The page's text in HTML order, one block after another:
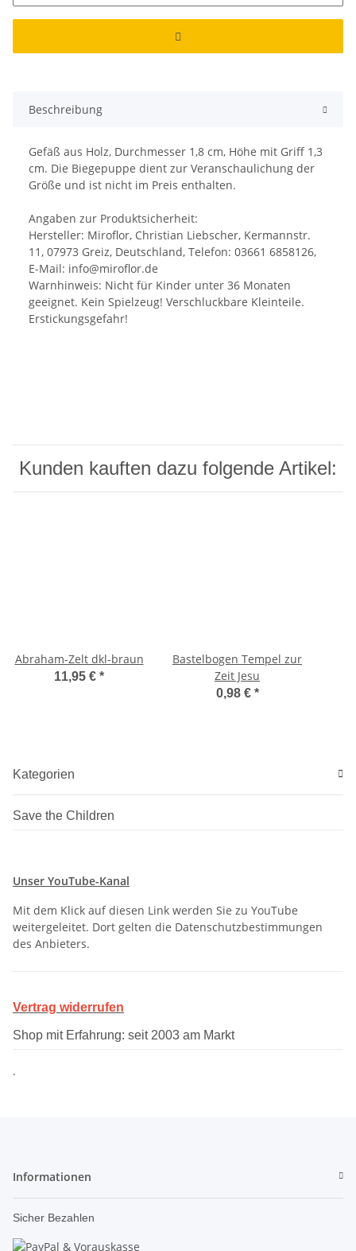
Beschreibung
Gefäß aus Holz, Durchmesser 1,8 cm, Höhe mit Griff 1,3
cm. Die Biegepuppe dient zur Veranschaulichung der
Größe und ist nicht im Preis enthalten.
Angaben zur Produktsicherheit:
Hersteller: Miroflor, Christian Liebscher, Kermannstr.
11, 07973 Greiz, Deutschland, Telefon: 03661 6858126,
E-Mail: info@miroflor.de
Warnhinweis: Nicht für Kinder unter 36 Monaten
geeignet. Kein Spielzeug! Verschluckbare Kleinteile.
Erstickungsgefahr!
Kunden kauften dazu folgende Artikel:
Abraham-Zelt dkl-braun
11,95 € *
Bastelbogen Tempel zur
Zeit Jesu
0,98 € *
Kategorien
Save the Children
Unser YouTube-Kanal
Mit dem Klick auf diesen Link werden Sie zu YouTube
weitergeleitet. Dort gelten die Datenschutzbestimmungen
des Anbieters.
Vertrag widerrufen
Shop mit Erfahrung: seit 2003 am Markt
.
Informationen
Sicher Bezahlen